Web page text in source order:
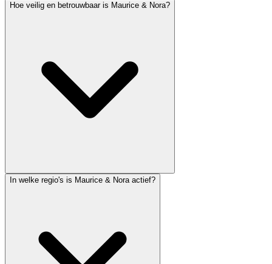
Hoe veilig en betrouwbaar is Maurice & Nora?
In welke regio's is Maurice & Nora actief?